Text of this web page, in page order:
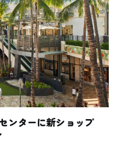
ンターに新ショップ